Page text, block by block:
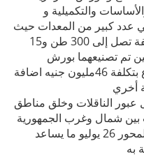
والتكميلية و
عدد كبير من المعدات حيث
يتم إستخدام 19 ونش حمولات مختلفة تصل إلى 300 طن و15
تم تصنيعهما بورش
الشركة بالمعصرة خصيصا للمشروع بتكلفة 46مليون جنيه اضافة
عبور الناقلات وخلق مناطق
بين شمال وغرب الجمهورية
والعكس، بحيث يكون محوراً موازيا لمحور 26 يوليو ما يساعد